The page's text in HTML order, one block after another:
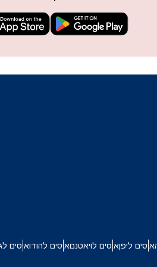
or
איסים ליפןאיסים לויאטנםאיסים להודואיסים